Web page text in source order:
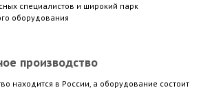
специалистов и широкий парк
оборудования
производство
находится в России, а оборудование состоит